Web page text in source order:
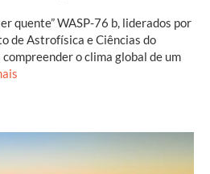
quente” WASP-76 b, liderados por
de Astrofísica e Ciências do
compreender o clima global de um